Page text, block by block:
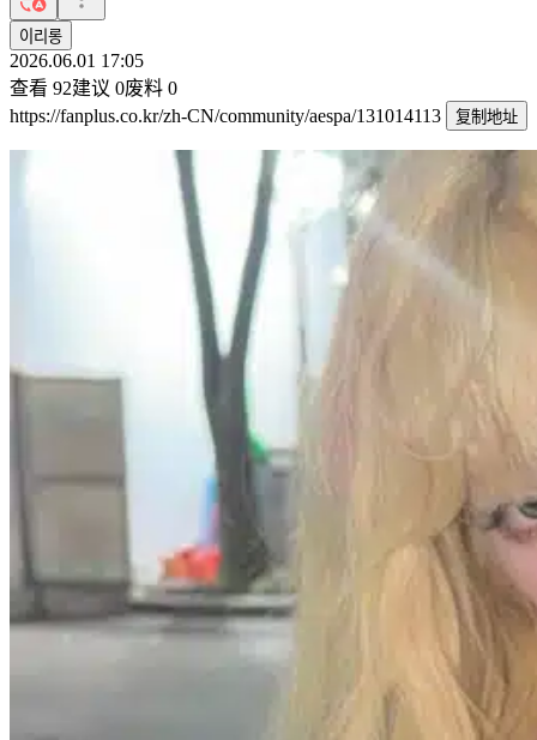
이리롱
2026.06.01 17:05
查看 92建议 0废料 0
https://fanplus.co.kr/zh-CN/community/aespa/131014113
复制地址